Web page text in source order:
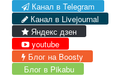
Канал в Telegram
Канал в Livejournal
Яндекс дзен
youtube
Блог на Boosty
Блог в Pikabu